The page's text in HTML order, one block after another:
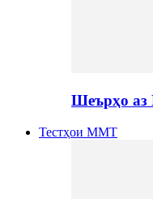
Шеърҳо аз
Тестҳои ММТ